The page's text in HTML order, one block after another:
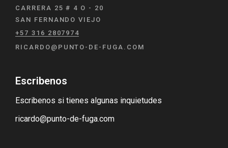
CARRERA 25 # 4 O - 20
SAN FERNANDO VIEJO
+57 316 2807974
RICARDO@PUNTO-DE-FUGA.COM
Escribenos
Escribenos si tienes algunas inquietudes
ricardo@punto-de-fuga.com